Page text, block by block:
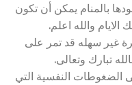
بالمنام يمكن أن تكون
والله اعلم.
غير سهله قد تمر على
تبارك وتعالى.
الضغوطات النفسية التي